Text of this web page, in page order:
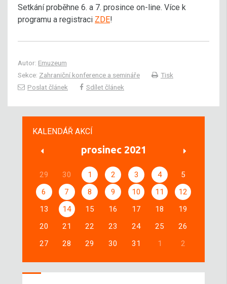
Setkání proběhne 6. a 7. prosince on-line. Více k
programu a registraci ZDE!
Autor: Emuzeum
Sekce: Zahraniční konference a semináře
Tisk
Poslat článek
Sdílet článek
KALENDÁŘ AKCÍ
prosinec 2021
29 30 1 2 3 4
5
6
7 8 9 10 11
12
13
14 15 16 17 18
19
20
21 22 23 24 25
26
27
28 29 30 31 1 2